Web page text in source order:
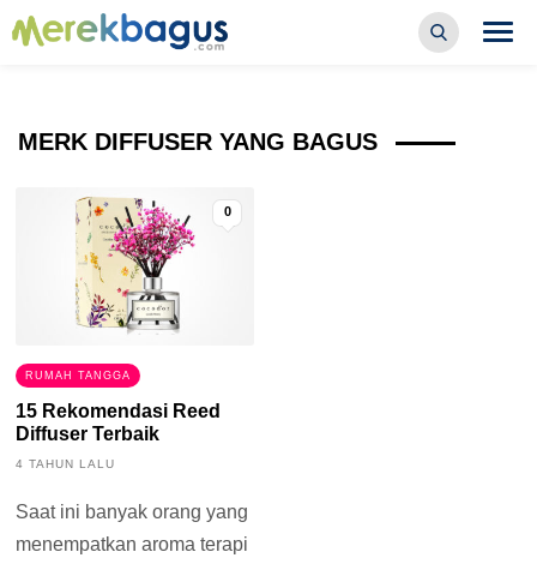
MERK DIFFUSER YANG BAGUS
0
RUMAH TANGGA
15 Rekomendasi Reed
Diffuser Terbaik
4 TAHUN LALU
Saat ini banyak orang yang
menempatkan aroma terapi